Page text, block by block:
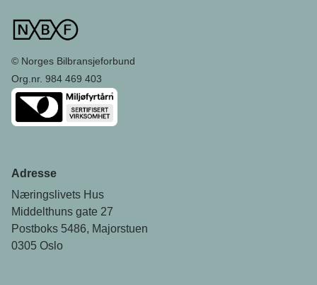
© Norges Bilbransjeforbund
Org.nr. 984 469 403
Adresse
Næringslivets Hus
Middelthuns gate 27
Postboks 5486, Majorstuen
0305 Oslo